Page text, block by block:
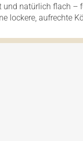
und natürlich flach –
lockere, aufrechte